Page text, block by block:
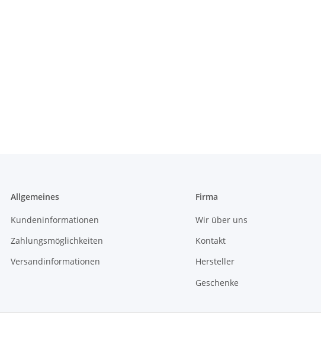
Allgemeines
Kundeninformationen
Zahlungsmöglichkeiten
Versandinformationen
Firma
Wir über uns
Kontakt
Hersteller
Geschenke